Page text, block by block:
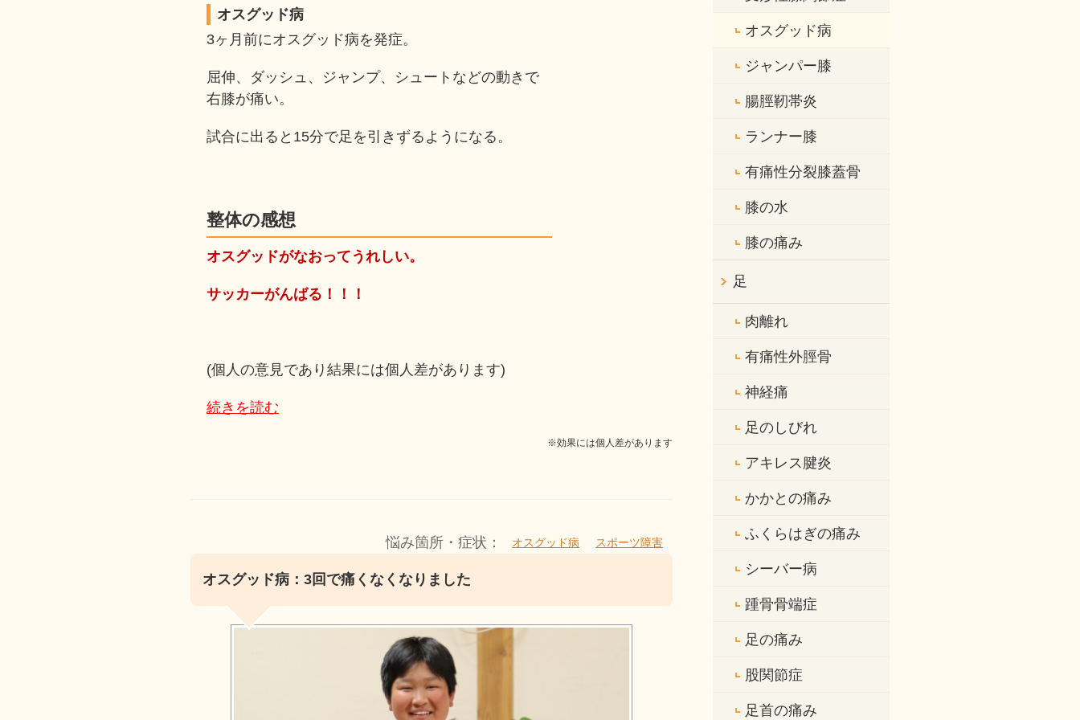
オスグッド病
3ヶ月前にオスグッド病を発症。
屈伸、ダッシュ、ジャンプ、シュートなどの動きで
右膝が痛い。
試合に出ると15分で足を引きずるようになる。
整体の感想
オスグッドがなおってうれしい。
サッカーがんばる！！！
(個人の意見であり結果には個人差があります)
続きを読む
※効果には個人差があります
悩み箇所・症状： オスグッド病 スポーツ障害
オスグッド病：3回で痛くなくなりました
オスグッド病
ジャンパー膝
腸脛靭帯炎
ランナー膝
有痛性分裂膝蓋骨
膝の水
膝の痛み
足
肉離れ
有痛性外脛骨
神経痛
足のしびれ
アキレス腱炎
かかとの痛み
ふくらはぎの痛み
シーバー病
踵骨骨端症
足の痛み
股関節症
足首の痛み